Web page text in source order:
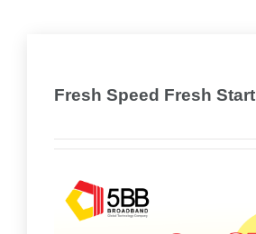
Fresh Speed Fresh Start